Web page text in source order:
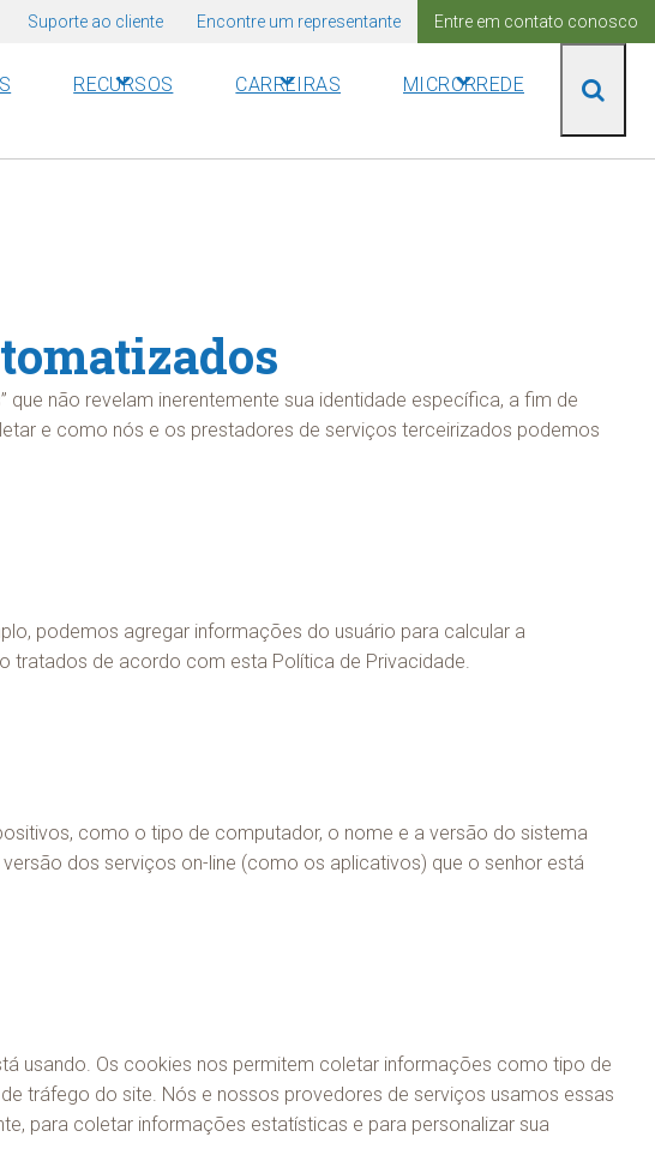
Suporte ao cliente Encontre um representante Entre em contato conosco
RECURSOS CARREIRAS MICRORREDE
não revelam inerentemente sua identidade específica, a fim de
e como nós e os prestadores de serviços terceirizados podemos
podemos agregar informações do usuário para calcular a
tratados de acordo com esta Política de Privacidade.
como o tipo de computador, o nome e a versão do sistema
dos serviços on-line (como os aplicativos) que o senhor está
usando. Os cookies nos permitem coletar informações como tipo de
tráfego do site. Nós e nossos provedores de serviços usamos essas
para coletar informações estatísticas e para personalizar sua